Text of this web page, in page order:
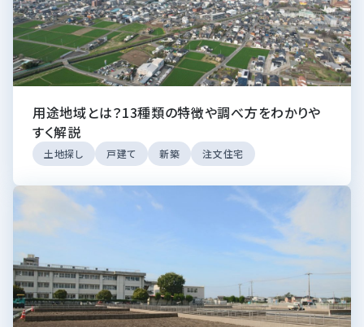
用途地域とは？13種類の特徴や調べ方をわかりや
すく解説
土地探し 戸建て 新築 注文住宅